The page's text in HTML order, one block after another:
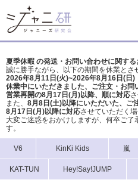
夏季休暇 の発送・お問い合わせに関す
誠に勝手ながら、以下の期間を休業とさ
2026年8月11日(火)~2026年8月16日(日)
休業中にいただきました、ご注文・お問
営業再開の8月17日(月)以降、順に対応
また、 8月8日(土)以降にいただいた、ご
8月17日(月)以降に対応させていただく
大変ご迷惑をおかけしますが、 何卒ご了
す。
V6 KinKi Kids 嵐
KAT-TUN Hey!Say!JUMP